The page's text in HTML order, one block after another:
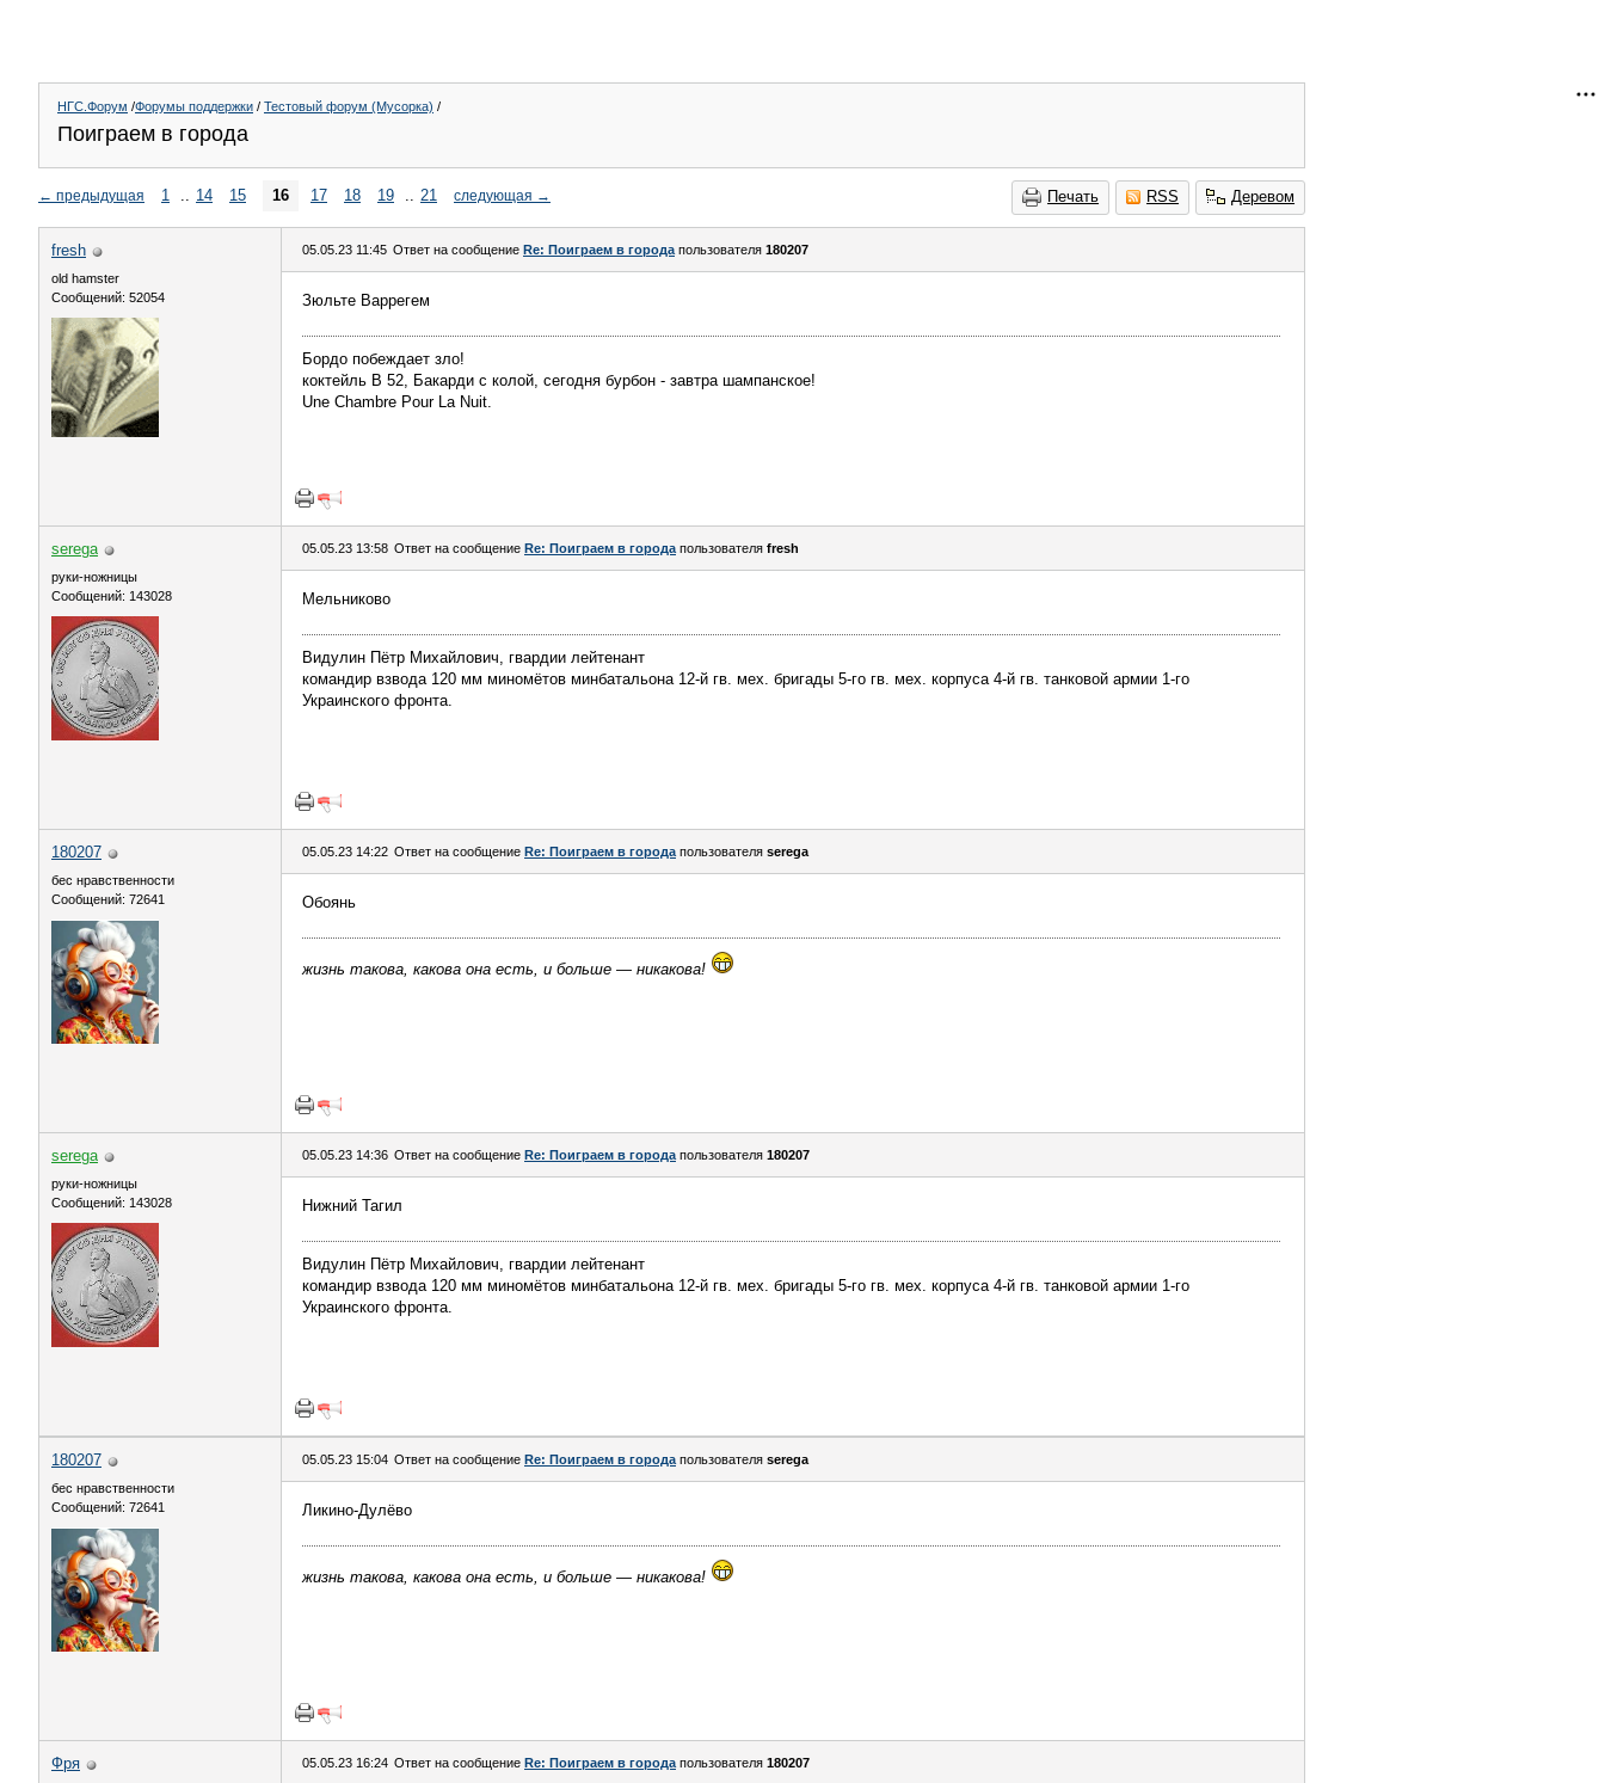
НГС.Форум /Форумы поддержки / Тестовый форум (Мусорка) /
Поиграем в города
Печать RSS Деревом
← предыдущая 1 .. 14 15 16 17 18 19 .. 21 следующая →
fresh
old hamster
Сообщений: 52054
05.05.23 11:45 Ответ на сообщение Re: Поиграем в города пользователя 180207
Зюльте Варрегем
Бордо побеждает зло!
коктейль В 52, Бакарди с колой, сегодня бурбон - завтра шампанское!
Une Chambre Pour La Nuit.
serega
руки-ножницы
Сообщений: 143028
05.05.23 13:58 Ответ на сообщение Re: Поиграем в города пользователя fresh
Мельниково
Видулин Пётр Михайлович, гвардии лейтенант
командир взвода 120 мм миномётов минбатальона 12-й гв. мех. бригады 5-го гв. мех. корпуса 4-й гв. танковой армии 1-го
Украинского фронта.
180207
бес нравственности
Сообщений: 72641
05.05.23 14:22 Ответ на сообщение Re: Поиграем в города пользователя serega
Обоянь
жизнь такова, какова она есть, и больше — никакова!
serega
руки-ножницы
Сообщений: 143028
05.05.23 14:36 Ответ на сообщение Re: Поиграем в города пользователя 180207
Нижний Тагил
Видулин Пётр Михайлович, гвардии лейтенант
командир взвода 120 мм миномётов минбатальона 12-й гв. мех. бригады 5-го гв. мех. корпуса 4-й гв. танковой армии 1-го
Украинского фронта.
180207
бес нравственности
Сообщений: 72641
05.05.23 15:04 Ответ на сообщение Re: Поиграем в города пользователя serega
Ликино-Дулёво
жизнь такова, какова она есть, и больше — никакова!
Фря 05.05.23 16:24 Ответ на сообщение Re: Поиграем в города пользователя 180207